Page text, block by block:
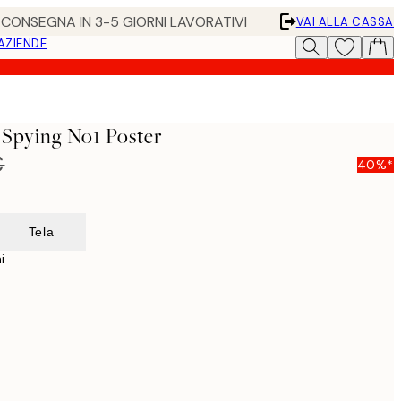
IN 3-5 GIORNI LAVORATIVI
VAI ALLA CASSA
No1 Poster
40%*
Tela